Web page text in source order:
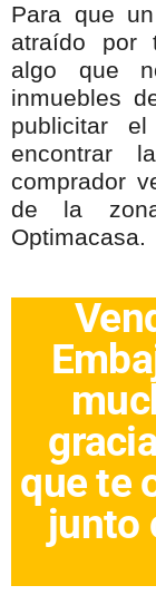
Para que
atraído por
algo que
inmuebles
publicitar
encontrar
comprador
de la
Optimacasa.
que te
junto